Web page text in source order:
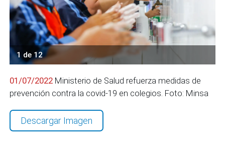
1 de 12
01/07/2022 Ministerio de Salud refuerza medidas de
prevención contra la covid-19 en colegios. Foto: Minsa
Descargar Imagen